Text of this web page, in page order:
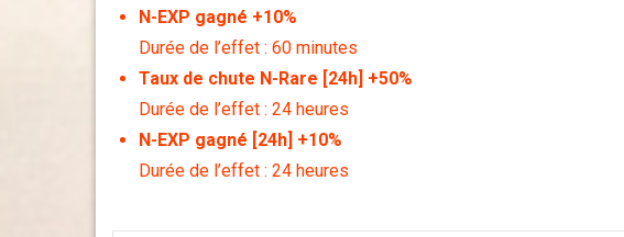
N-EXP gagné +10%
Durée de l’effet : 60 minutes
Taux de chute N-Rare [24h] +50%
Durée de l’effet : 24 heures
N-EXP gagné [24h] +10%
Durée de l’effet : 24 heures